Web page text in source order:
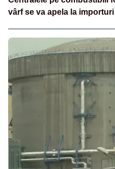
vârf se va apela la importuri